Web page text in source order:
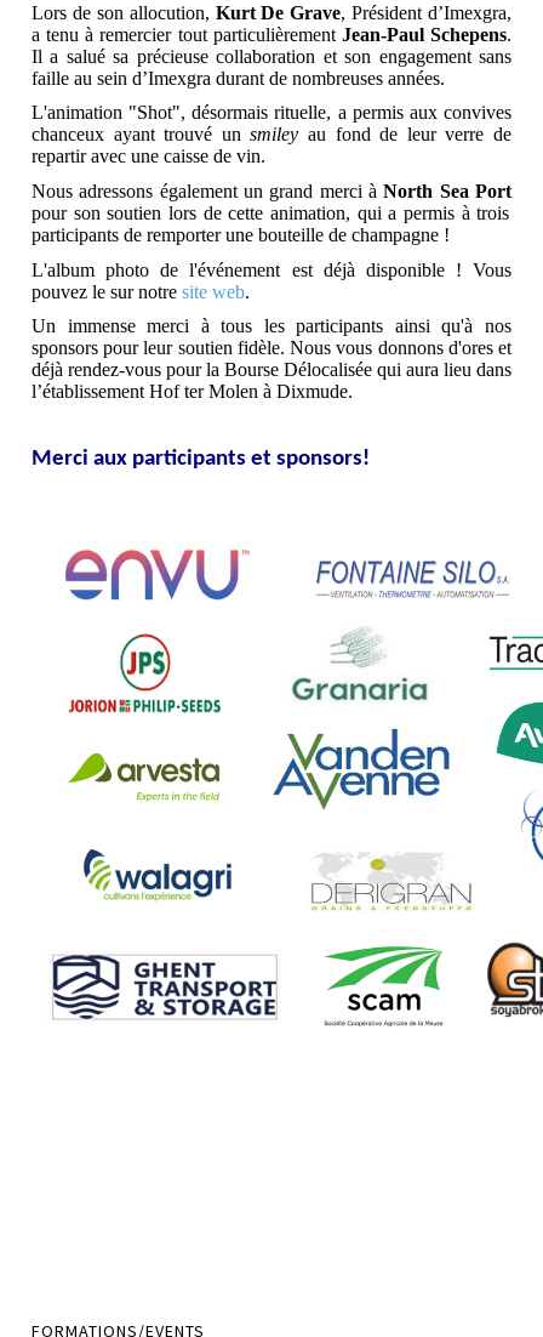
Lors de son allocution, Kurt De Grave, Président d’Imexgra,
a tenu à remercier tout particulièrement Jean-Paul Schepens.
Il a salué sa précieuse collaboration et son engagement sans
faille au sein d’Imexgra durant de nombreuses années.
L'animation "Shot", désormais rituelle, a permis aux convives
chanceux ayant trouvé unsmiley au fond de leur verre de
repartir avec une caisse de vin.
Nous adressons également un grand merci àNorth Sea Port
pour son soutien lors de cette animation, qui a permis à trois
participants de remporter une bouteille de champagne !
L'album photo de l'événement est déjà disponible ! Vous
pouvez le sur notre site web.
Un immense merci à tous les participants ainsi qu'à nos
sponsors pour leur soutien fidèle. Nous vous donnons d'ores et
déjà rendez-vous pour la Bourse Délocalisée qui aura lieu dans
l’établissement Hof ter Molen à Dixmude.
Merci aux participants et sponsors!
FORMATIONS/EVENTS